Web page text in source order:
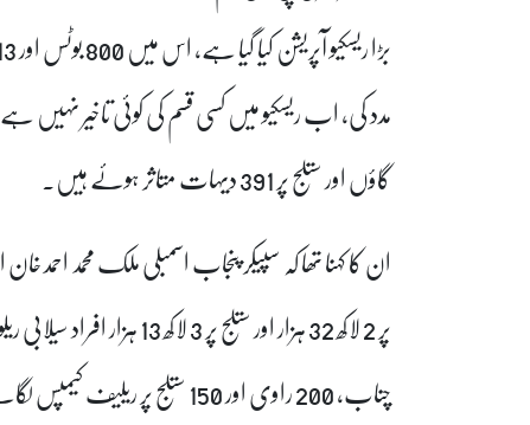
گاؤں اور ستلج پر 391 دیہات متاثر ہوئے ہیں۔
چناب، 200 راوی اور 150 ستلج پر ریلیف کیمپس لگائے گئے ہیں۔